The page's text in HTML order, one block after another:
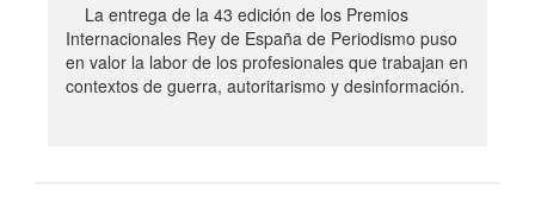
La entrega de la 43 edición de los Premios
Internacionales Rey de España de Periodismo puso
en valor la labor de los profesionales que trabajan en
contextos de guerra, autoritarismo y desinformación.